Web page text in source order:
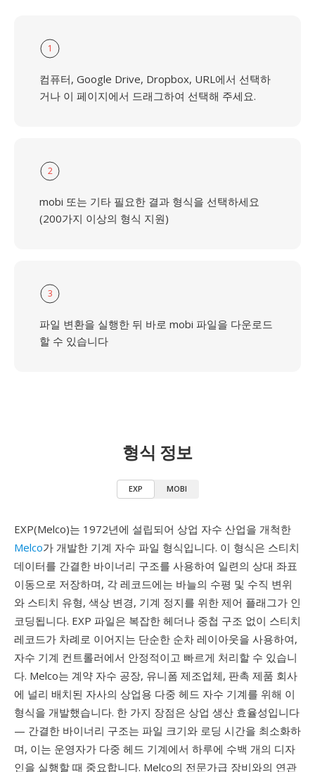
1
컴퓨터, Google Drive, Dropbox, URL에서 선택하
거나 이 페이지에서 드래그하여 선택해 주세요.
2
mobi 또는 기타 필요한 결과 형식을 선택하세요
(200가지 이상의 형식 지원)
3
파일 변환을 실행한 뒤 바로 mobi 파일을 다운로드
할 수 있습니다
형식 정보
EXP MOBI
EXP(Melco)는 1972년에 설립되어 상업 자수 산업을 개척한
Melco가 개발한 기계 자수 파일 형식입니다. 이 형식은 스티치
데이터를 간결한 바이너리 구조를 사용하여 일련의 상대 좌표
이동으로 저장하며, 각 레코드에는 바늘의 수평 및 수직 변위
와 스티치 유형, 색상 변경, 기계 정지를 위한 제어 플래그가 인
코딩됩니다. EXP 파일은 복잡한 헤더나 중첩 구조 없이 스티치
레코드가 차례로 이어지는 단순한 순차 레이아웃을 사용하여,
자수 기계 컨트롤러에서 안정적이고 빠르게 처리할 수 있습니
다. Melco는 계약 자수 공장, 유니폼 제조업체, 판촉 제품 회사
에 널리 배치된 자사의 상업용 다중 헤드 자수 기계를 위해 이
형식을 개발했습니다. 한 가지 장점은 상업 생산 효율성입니다
— 간결한 바이너리 구조는 파일 크기와 로딩 시간을 최소화하
며, 이는 운영자가 다중 헤드 기계에서 하루에 수백 개의 디자
인을 실행할 때 중요합니다. Melco의 전문가급 장비와의 연관